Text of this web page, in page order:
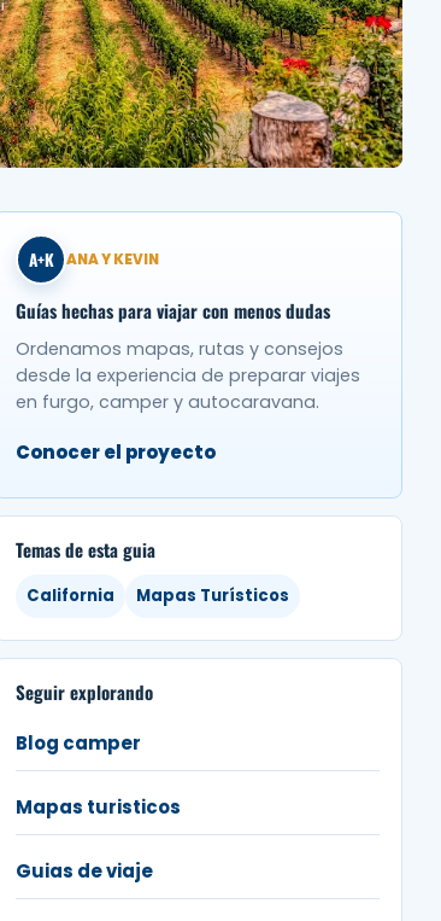
A+K ANA Y KEVIN
Guías hechas para viajar con menos dudas
Ordenamos mapas, rutas y consejos
desde la experiencia de preparar viajes
en furgo, camper y autocaravana.
Conocer el proyecto
Temas de esta guia
California Mapas Turísticos
Seguir explorando
Blog camper
Mapas turisticos
Guias de viaje